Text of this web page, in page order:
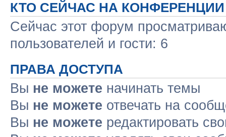
КТО СЕЙЧАС НА КОНФЕРЕНЦИИ
Сейчас этот форум
пользователей и гости: 6
ПРАВА ДОСТУПА
Вы не можете начинать темы
Вы не можете отвечать на
Вы не можете редактировать